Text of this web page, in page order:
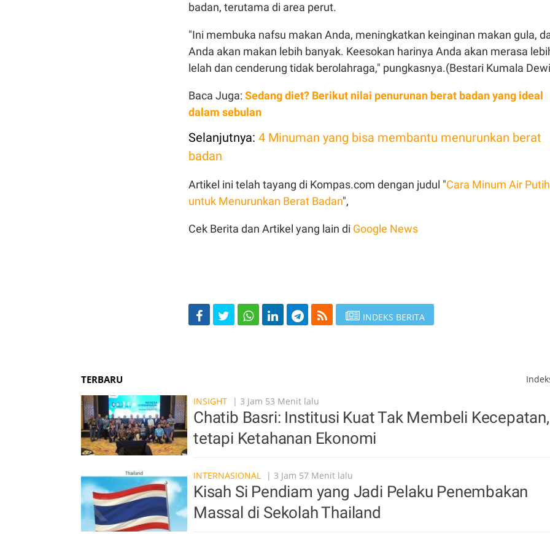
badan, terutama di area perut.
"Ini membuka nafsu makan Anda, meningkatkan keinginan makan gula,
Anda akan makan lebih banyak. Keesokan harinya Anda akan merasa
lelah dan cenderung tidak berolahraga," pungkasnya.(Bestari Kumala
Baca Juga: Sedang diet? Berikut nilai penurunan berat badan yang ideal
dalam sebulan
Selanjutnya: 4 Minuman yang bisa membantu menurunkan berat
badan
Artikel ini telah tayang di Kompas.com dengan judul "Cara Minum Air Putih
untuk Menurunkan Berat Badan",
Cek Berita dan Artikel yang lain di Google News
INDEKS BERITA
TERBARU
INSIGHT
| 3 Jam 53 Menit lalu
Chatib Basri: Institusi Kuat Tak Membeli Kecepatan,
tetapi Ketahanan Ekonomi
INTERNASIONAL | 3 Jam 57 Menit lalu
Kisah Si Pendiam yang Jadi Pelaku Penembakan
Massal di Sekolah Thailand